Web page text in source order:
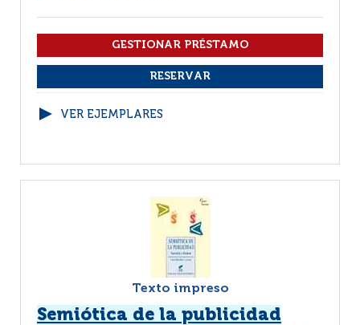
VER EJEMPLARES
Texto impreso
Semiótica de la publicidad